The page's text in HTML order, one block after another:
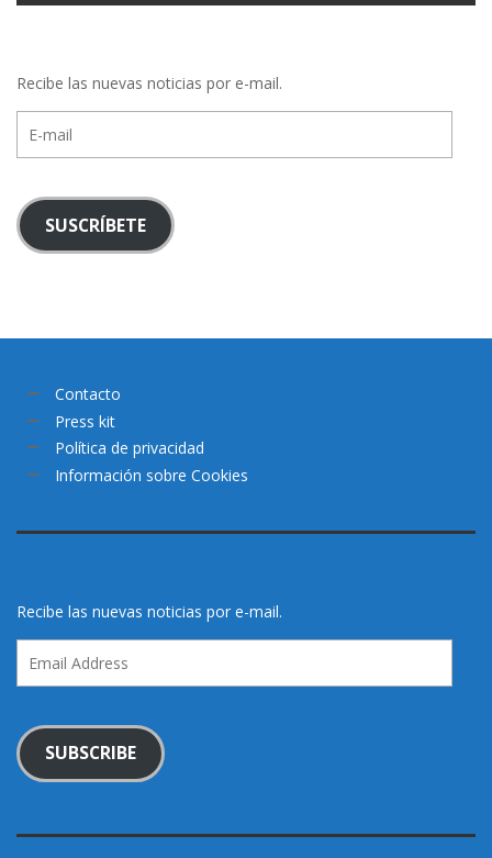
Recibe las nuevas noticias por e-mail.
mail
SUSCRÍBETE
Contacto
Press kit
Política de privacidad
Información sobre Cookies
Recibe las nuevas noticias por e-mail.
Address
SUBSCRIBE